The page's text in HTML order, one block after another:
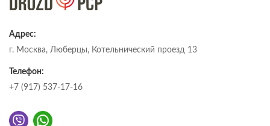
Адрес:
г. Москва, Люберцы, Котельнический проезд 13
Телефон:
+7 (917) 537-17-16